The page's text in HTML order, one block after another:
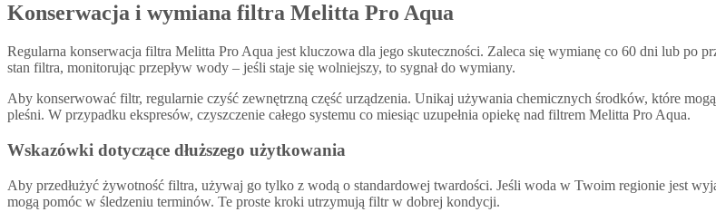
Konserwacja i wymiana filtra Melitta Pro Aqua
Regularna konserwacja filtra Melitta Pro Aqua jest kluczowa dla jego skuteczności. Zaleca się wymianę co 60 dni lub po
stan filtra, monitorując przepływ wody – jeśli staje się wolniejszy, to sygnał do wymiany.
Aby konserwować filtr, regularnie czyść zewnętrzną część urządzenia. Unikaj używania chemicznych środków, które
pleśni. W przypadku ekspresów, czyszczenie całego systemu co miesiąc uzupełnia opiekę nad filtrem Melitta Pro Aqua.
Wskazówki dotyczące dłuższego użytkowania
Aby przedłużyć żywotność filtra, używaj go tylko z wodą o standardowej twardości. Jeśli woda w Twoim regionie jest
mogą pomóc w śledzeniu terminów. Te proste kroki utrzymują filtr w dobrej kondycji.